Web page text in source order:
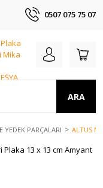
0507 075 75 07
ARA
YEDEK PARÇALARI ALTUS